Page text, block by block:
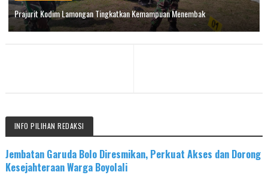
Prajurit Kodim Lamongan Tingkatkan Kemampuan Menembak
INFO PILIHAN REDAKSI
Jembatan Garuda Bolo Diresmikan, Perkuat Akses dan Dorong
Kesejahteraan Warga Boyolali